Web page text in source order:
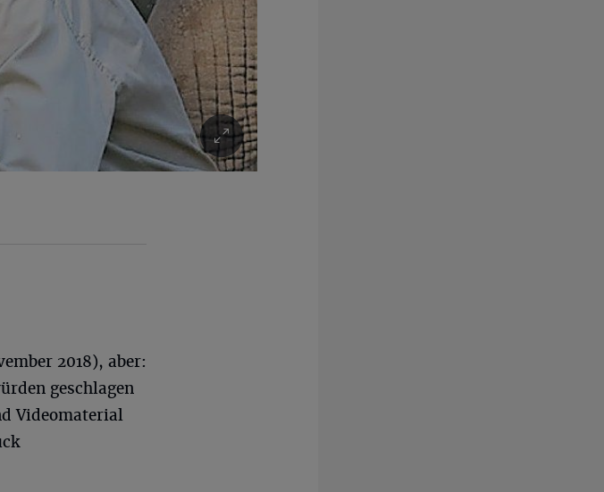
2018), aber:
geschlagen
Videomaterial